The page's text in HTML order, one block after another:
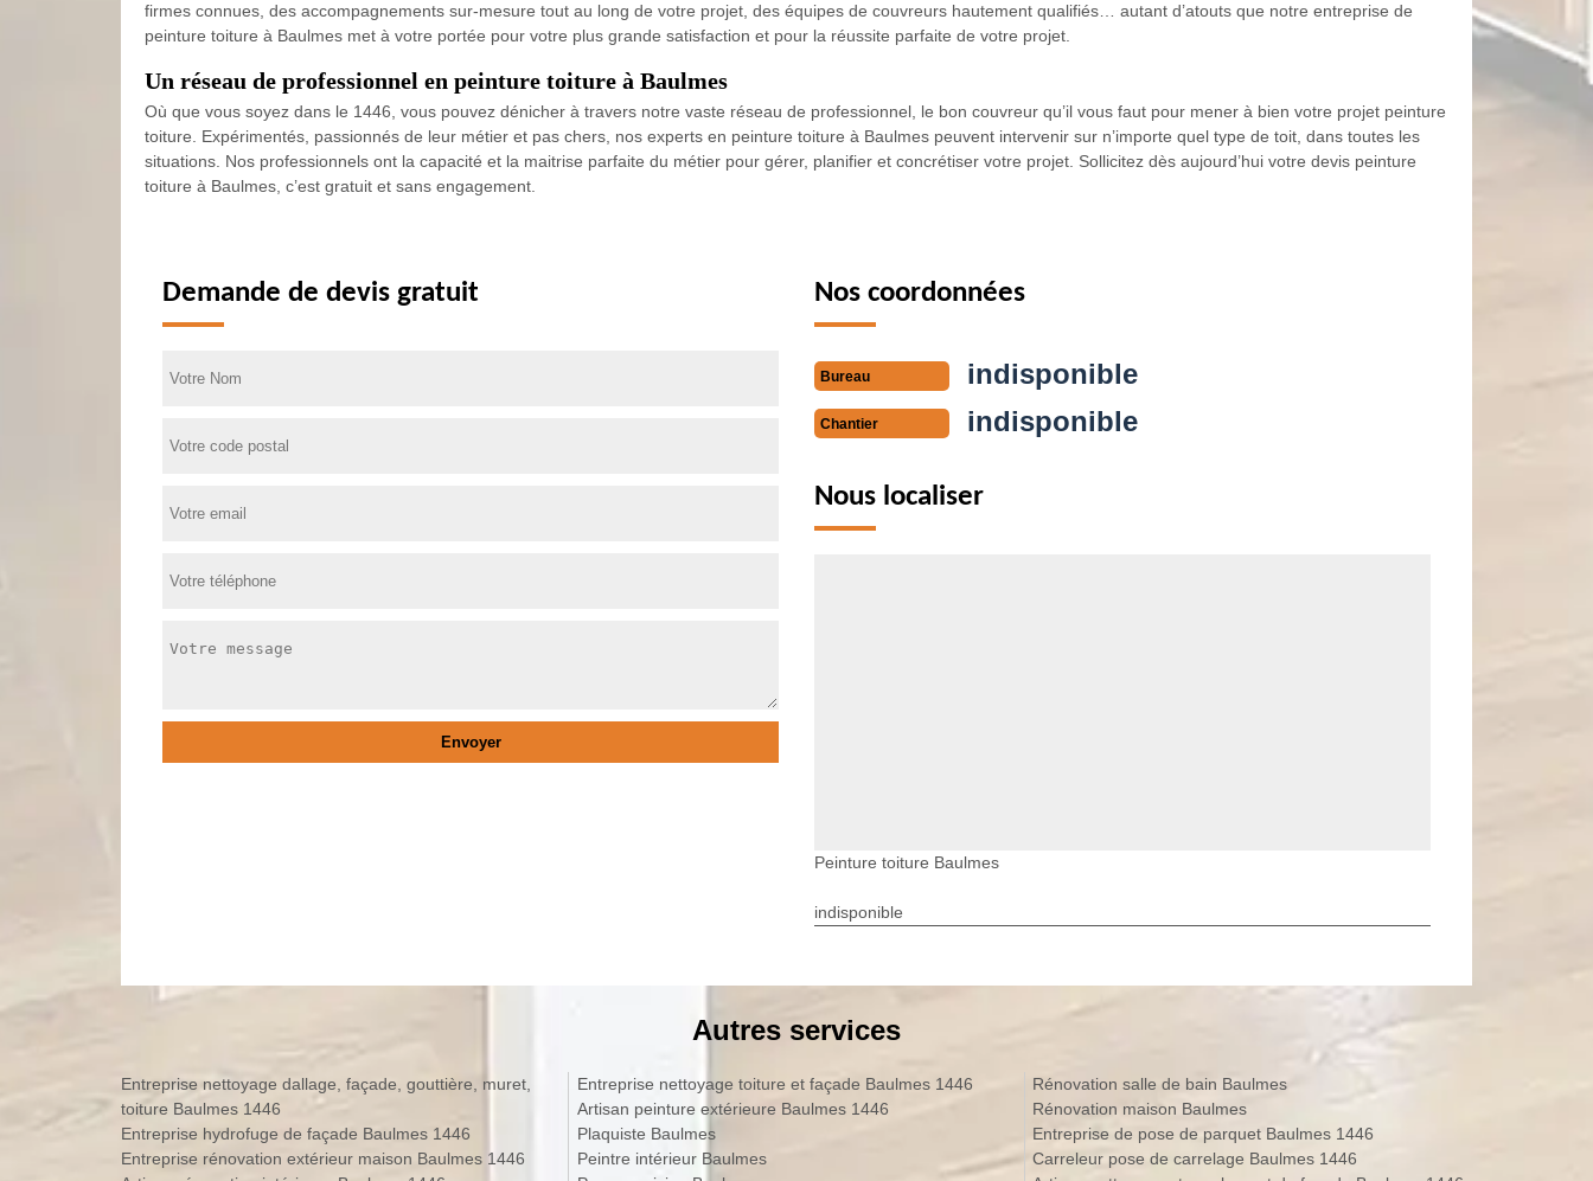
firmes connues, des accompagnements sur-mesure tout au long de votre projet, des équipes de couvreurs hautement qualifiés… autant d’atouts que notre entreprise de
peinture toiture à Baulmes met à votre portée pour votre plus grande satisfaction et pour la réussite parfaite de votre projet.
Un réseau de professionnel en peinture toiture à Baulmes
Où que vous soyez dans le 1446, vous pouvez dénicher à travers notre vaste réseau de professionnel, le bon couvreur qu’il vous faut pour mener à bien votre projet peinture
toiture. Expérimentés, passionnés de leur métier et pas chers, nos experts en peinture toiture à Baulmes peuvent intervenir sur n’importe quel type de toit, dans toutes les
situations. Nos professionnels ont la capacité et la maitrise parfaite du métier pour gérer, planifier et concrétiser votre projet. Sollicitez dès aujourd’hui votre devis peinture
toiture à Baulmes, c’est gratuit et sans engagement.
Demande de devis gratuit Nos coordonnées
Bureau indisponible
Chantier indisponible
Nous localiser
Peinture toiture Baulmes
indisponible
Autres services
Entreprise nettoyage dallage, façade, gouttière, muret,
toiture Baulmes 1446
Entreprise hydrofuge de façade Baulmes 1446
Entreprise rénovation extérieur maison Baulmes 1446
Entreprise nettoyage toiture et façade Baulmes 1446
Artisan peinture extérieure Baulmes 1446
Plaquiste Baulmes
Peintre intérieur Baulmes
Rénovation salle de bain Baulmes
Rénovation maison Baulmes
Entreprise de pose de parquet Baulmes 1446
Carreleur pose de carrelage Baulmes 1446